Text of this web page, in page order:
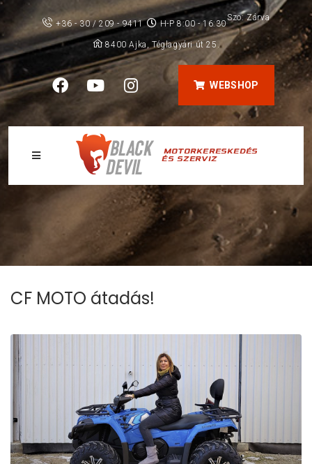
+36 - 30 / 209 - 9411 H-P 8:00 - 16:30
Szo: Zárva
8400 Ajka, Téglagyári út 25.
WEBSHOP
CF MOTO átadás!